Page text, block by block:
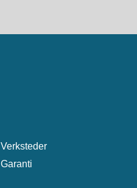
Verksteder
Garanti